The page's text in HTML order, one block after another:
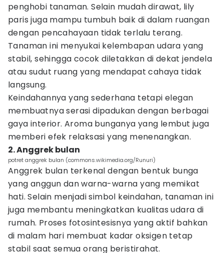
penghobi tanaman. Selain mudah dirawat, lily
paris juga mampu tumbuh baik di dalam ruangan
dengan pencahayaan tidak terlalu terang.
Tanaman ini menyukai kelembapan udara yang
stabil, sehingga cocok diletakkan di dekat jendela
atau sudut ruang yang mendapat cahaya tidak
langsung.
Keindahannya yang sederhana tetapi elegan
membuatnya serasi dipadukan dengan berbagai
gaya interior. Aroma bunganya yang lembut juga
memberi efek relaksasi yang menenangkan.
2. Anggrek bulan
potret anggrek bulan (commons.wikimedia.org/Runuri)
Anggrek bulan terkenal dengan bentuk bunga
yang anggun dan warna-warna yang memikat
hati. Selain menjadi simbol keindahan, tanaman ini
juga membantu meningkatkan kualitas udara di
rumah. Proses fotosintesisnya yang aktif bahkan
di malam hari membuat kadar oksigen tetap
stabil saat semua orang beristirahat.